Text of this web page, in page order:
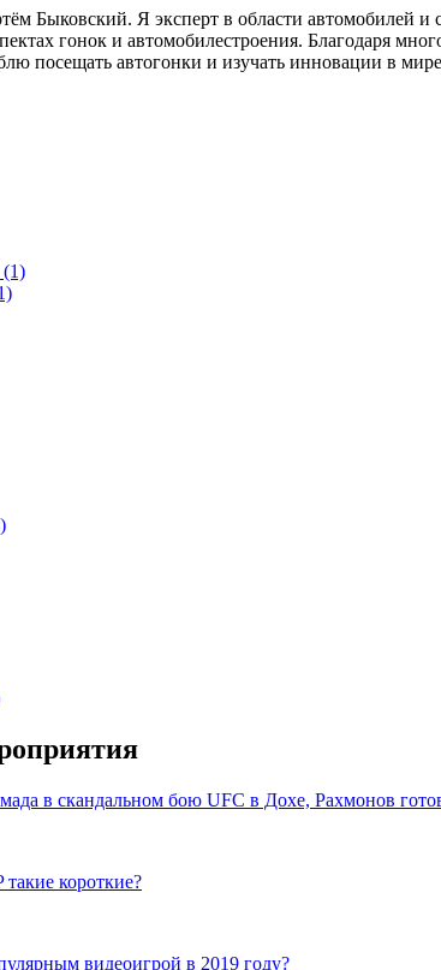
Быковский. Я эксперт в области автомобилей
гонок и автомобилестроения. Благодаря
посещать автогонки и изучать инновации в
(1)
в скандальном бою UFC в Дохе, Рахмонов
короткие?
видеоигрой в 2019 году?